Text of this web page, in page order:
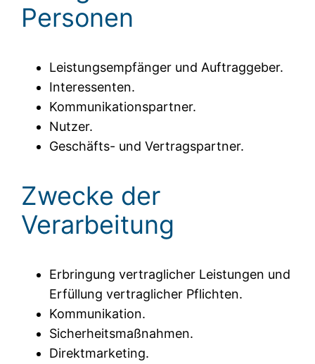
Personen
Leistungsempfänger und Auftraggeber.
Interessenten.
Kommunikationspartner.
Nutzer.
Geschäfts- und Vertragspartner.
Zwecke der
Verarbeitung
Erbringung vertraglicher Leistungen und
Erfüllung vertraglicher Pflichten.
Kommunikation.
Sicherheitsmaßnahmen.
Direktmarketing.